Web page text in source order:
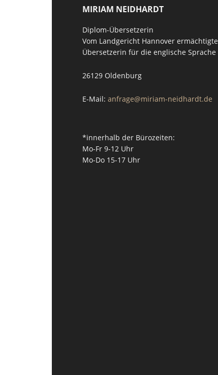
MIRIAM NEIDHARDT
Diplom-Übersetzerin
Vom Landgericht Hannover ermächtigte
Übersetzerin für die englische Sprache
26129 Oldenburg
E-Mail:anfrage@miriam-neidhardt.de
*innerhalb der Bürozeiten:
Mo-Fr 9-12 Uhr
Mo-Do 15-17 Uhr